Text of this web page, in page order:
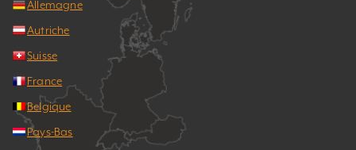
Allemagne
Autriche
Suisse
France
Belgique
Pays-Bas